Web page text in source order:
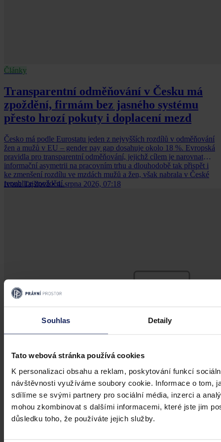
Souhlas Detaily
Tato webová stránka používá cookies
K personalizaci obsahu a reklam, poskytování funkcí
návštěvnosti využíváme soubory cookie. Informace o tom,
sdílíme se svými partnery pro sociální média, inzerci a
mohou zkombinovat s dalšími informacemi, které jste jim
důsledku toho, že používáte jejich služby.
Články
Transparentní odměňování v Česku má
zpoždění, firmám bez jasného systému
přesto hrozí pokuty i doplacení mezd
Česko má podle Eurostatu jeden z nejvyšších rozdílů v odměňování
žen a mužů v EU – gender pay gap dosahuje okolo 18 %. Evropská
pravidla pro transparentní odměňování, jejichž cílem je narovnat
informační asymetrii na pracovním trhu a dlouhodobě tak přispět i
ke zmenšení rozdílu ve mzdách mužů a žen, však nabrala v České
republice zpoždění.
Ivona Tajšlová • 4. srpna 2026, 07:18
Kdy je možné sáhnout po jinak